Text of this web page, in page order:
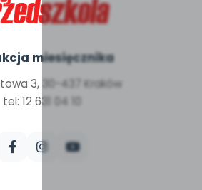
miesięcznika
3, 30-437 Kraków
tel: 12 631 04 10